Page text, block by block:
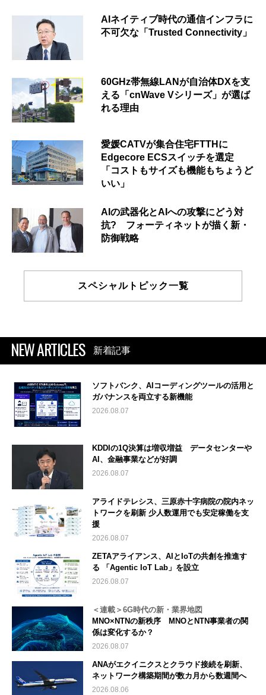
AIネイティブ時代の通信インフラに
不可欠な「Trusted Connectivity」
60GHz帯無線LANが自治体DXを支
える「cnWave Vシリーズ」が選ば
れる理由
愛媛CATVが集合住宅FTTHに
Edgecore ECSスイッチを選定
「コストもサイズも機能もちょうど
いい」
AIの武器化とAIへの攻撃にどう対
抗? フォーティネットが描く新・
防御戦略
スペシャルトピック一覧
NEW ARTICLES 新着記事
ソフトバンク、AIコーディングツールの活用と
ガバナンスを両立する新機能
2026.08.07
KDDIの1Q決算は増収増益 データセンターや
AI、金融事業などが好調
2026.08.07
アライドテレシス、三原赤十字病院の院内ネッ
トワークを刷新 少人数運用でも安定稼働を支
援
2026.08.07
ZETAアライアンス、AIとIoTの共創を推進す
る 「Agentic IoT Lab」を設立
2026.08.07
＜連載＞6G時代の新・業界地図
MNO×NTNの新秩序 MNOとNTN事業者の関
係は変化するか？
2026.08.07
ANAがエクイニクスとクラウド接続を刷新、
ネットワーク構築期間が数カ月から数週間へ
2026.08.06